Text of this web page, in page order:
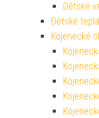
Dětské
Dětské
Kojenecké